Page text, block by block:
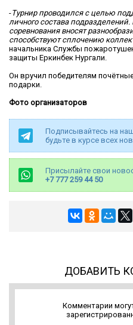
-Турнир проводился с целью
личного состава
соревнования вносят
способствуют сплочению
начальника Службы
защиты Еркинбек Нургали.
Он вручил победителям
подарки.
Фото организаторов
Подписывайтесь на
будьте в курсе всех
Присылайте свои
+7 777 259 44 50
ДОБАВИТЬ
Комментарии